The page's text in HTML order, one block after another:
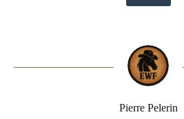
Pierre Pelerin